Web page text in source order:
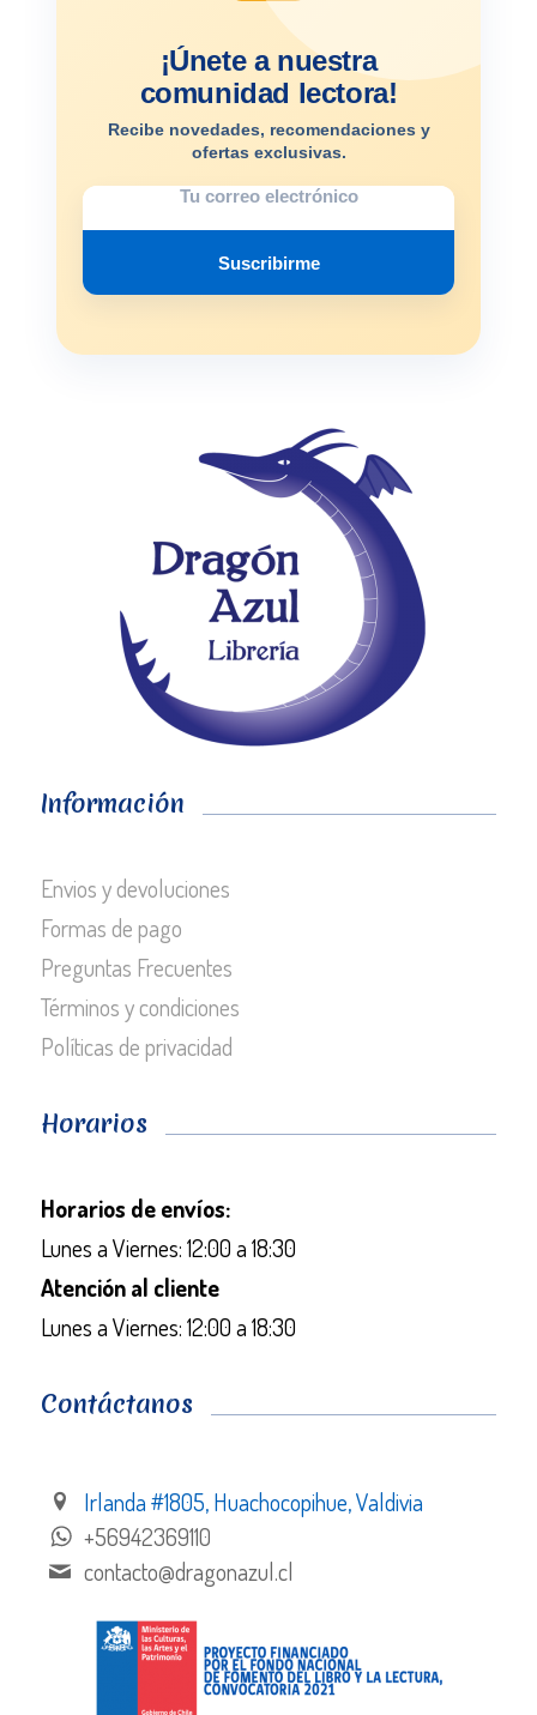
¡Únete a nuestra
comunidad lectora!
Recibe novedades, recomendaciones y
ofertas exclusivas.
Suscribirme
Información
Envios y devoluciones
Formas de pago
Preguntas Frecuentes
Términos y condiciones
Políticas de privacidad
Horarios
Horarios de envíos:
Lunes a Viernes: 12:00 a 18:30
Atención al cliente
Lunes a Viernes: 12:00 a 18:30
Contáctanos
Irlanda #1805, Huachocopihue, Valdivia
+56942369110
contacto@dragonazul.cl